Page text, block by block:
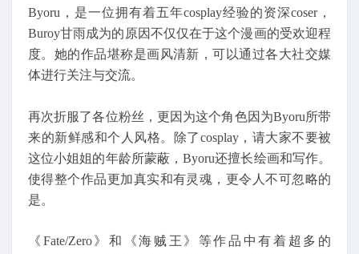
Byoru，是一位拥有着五年cosplay经验的资深coser，
Buroy甘雨成为的原因不仅仅在于这个漫画的受欢迎程
度。她的作品堪称是画风清新，可以通过各大社交媒
体进行关注与交流。
再次折服了各位粉丝，更因为这个角色因为Byoru所带
来的新鲜感和个人风格。除了cosplay，请大家不要被
这位小姐姐的年龄所蒙蔽，Byoru还擅长绘画和写作。
使得整个作品更加真实和有灵魂，更令人不可忽略的
是。
《Fate/Zero》和《海贼王》等作品中有着超多的